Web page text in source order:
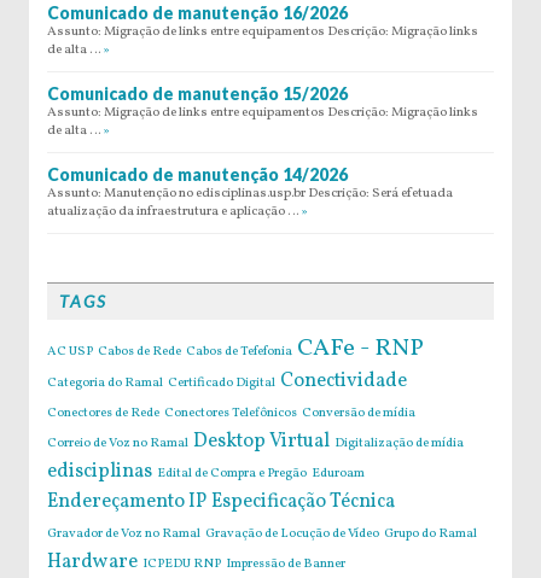
Comunicado de manutenção 16/2026
Assunto: Migração de links entre equipamentos Descrição: Migração links
de alta … »
Comunicado de manutenção 15/2026
Assunto: Migração de links entre equipamentos Descrição: Migração links
de alta … »
Comunicado de manutenção 14/2026
Assunto: Manutenção no edisciplinas.usp.br Descrição: Será efetuada
atualização da infraestrutura e aplicação … »
TAGS
AC USP Cabos de Rede Cabos de Tefefonia CAFe - RNP
Categoria do Ramal Certificado Digital Conectividade
Conectores de Rede Conectores Telefônicos Conversão de mídia
Correio de Voz no Ramal Desktop Virtual Digitalização de mídia
edisciplinas Edital de Compra e Pregão Eduroam
Endereçamento IPEspecificação Técnica
Gravador de Voz no Ramal Gravação de Locução de Vídeo Grupo do Ramal
Hardware ICPEDU RNP Impressão de Banner